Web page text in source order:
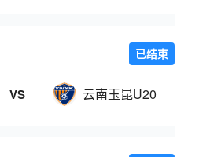
VS 云南玉昆U20
已结束